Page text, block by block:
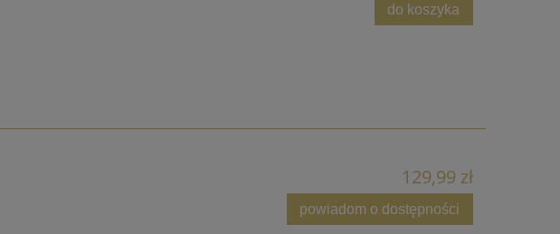
do koszyka
129,99 zł
powiadom o dostępności